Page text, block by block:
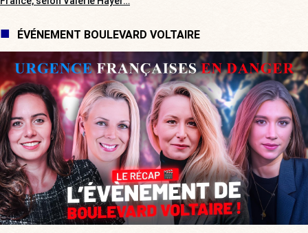
ÉVÉNEMENT BOULEVARD VOLTAIRE